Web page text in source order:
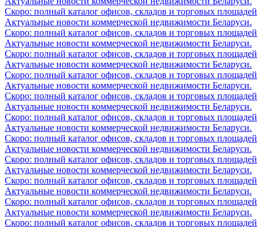
Скоро: полный каталог офисов, складов и торговых площадей
Актуальные новости коммерческой недвижимости Беларуси.
Скоро: полный каталог офисов, складов и торговых площадей
Актуальные новости коммерческой недвижимости Беларуси.
Скоро: полный каталог офисов, складов и торговых площадей
Актуальные новости коммерческой недвижимости Беларуси.
Скоро: полный каталог офисов, складов и торговых площадей
Актуальные новости коммерческой недвижимости Беларуси.
Скоро: полный каталог офисов, складов и торговых площадей
Актуальные новости коммерческой недвижимости Беларуси.
Скоро: полный каталог офисов, складов и торговых площадей
Актуальные новости коммерческой недвижимости Беларуси.
Скоро: полный каталог офисов, складов и торговых площадей
Актуальные новости коммерческой недвижимости Беларуси.
Скоро: полный каталог офисов, складов и торговых площадей
Актуальные новости коммерческой недвижимости Беларуси.
Скоро: полный каталог офисов, складов и торговых площадей
Актуальные новости коммерческой недвижимости Беларуси.
Скоро: полный каталог офисов, складов и торговых площадей
Актуальные новости коммерческой недвижимости Беларуси.
Скоро: полный каталог офисов, складов и торговых площадей